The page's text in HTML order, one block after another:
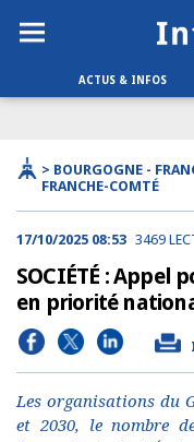
ACTUS & INFOS
> BOURGOGNE -
FRANCHE-COMTÉ
17/10/2025 08:53 3469
SOCIÉTÉ : Appel
en priorité
Les organisations du
et 2030, le nombre